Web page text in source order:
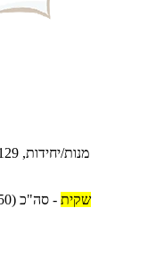
5 מנות/יחידות, 129 גרם למנה\יחידה
שקית - סה"כ (250 גרם)